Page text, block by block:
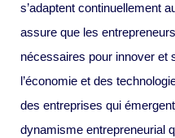
s’adaptent continuellement
assure que les
nécessaires pour innover et
l’économie et des
des entreprises qui
dynamisme entrepreneurial